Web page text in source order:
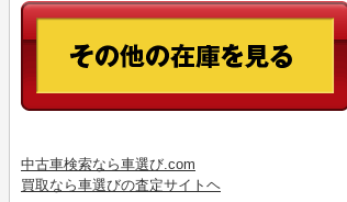
中古車検索なら車選び.com
買取なら車選びの査定サイトヘ